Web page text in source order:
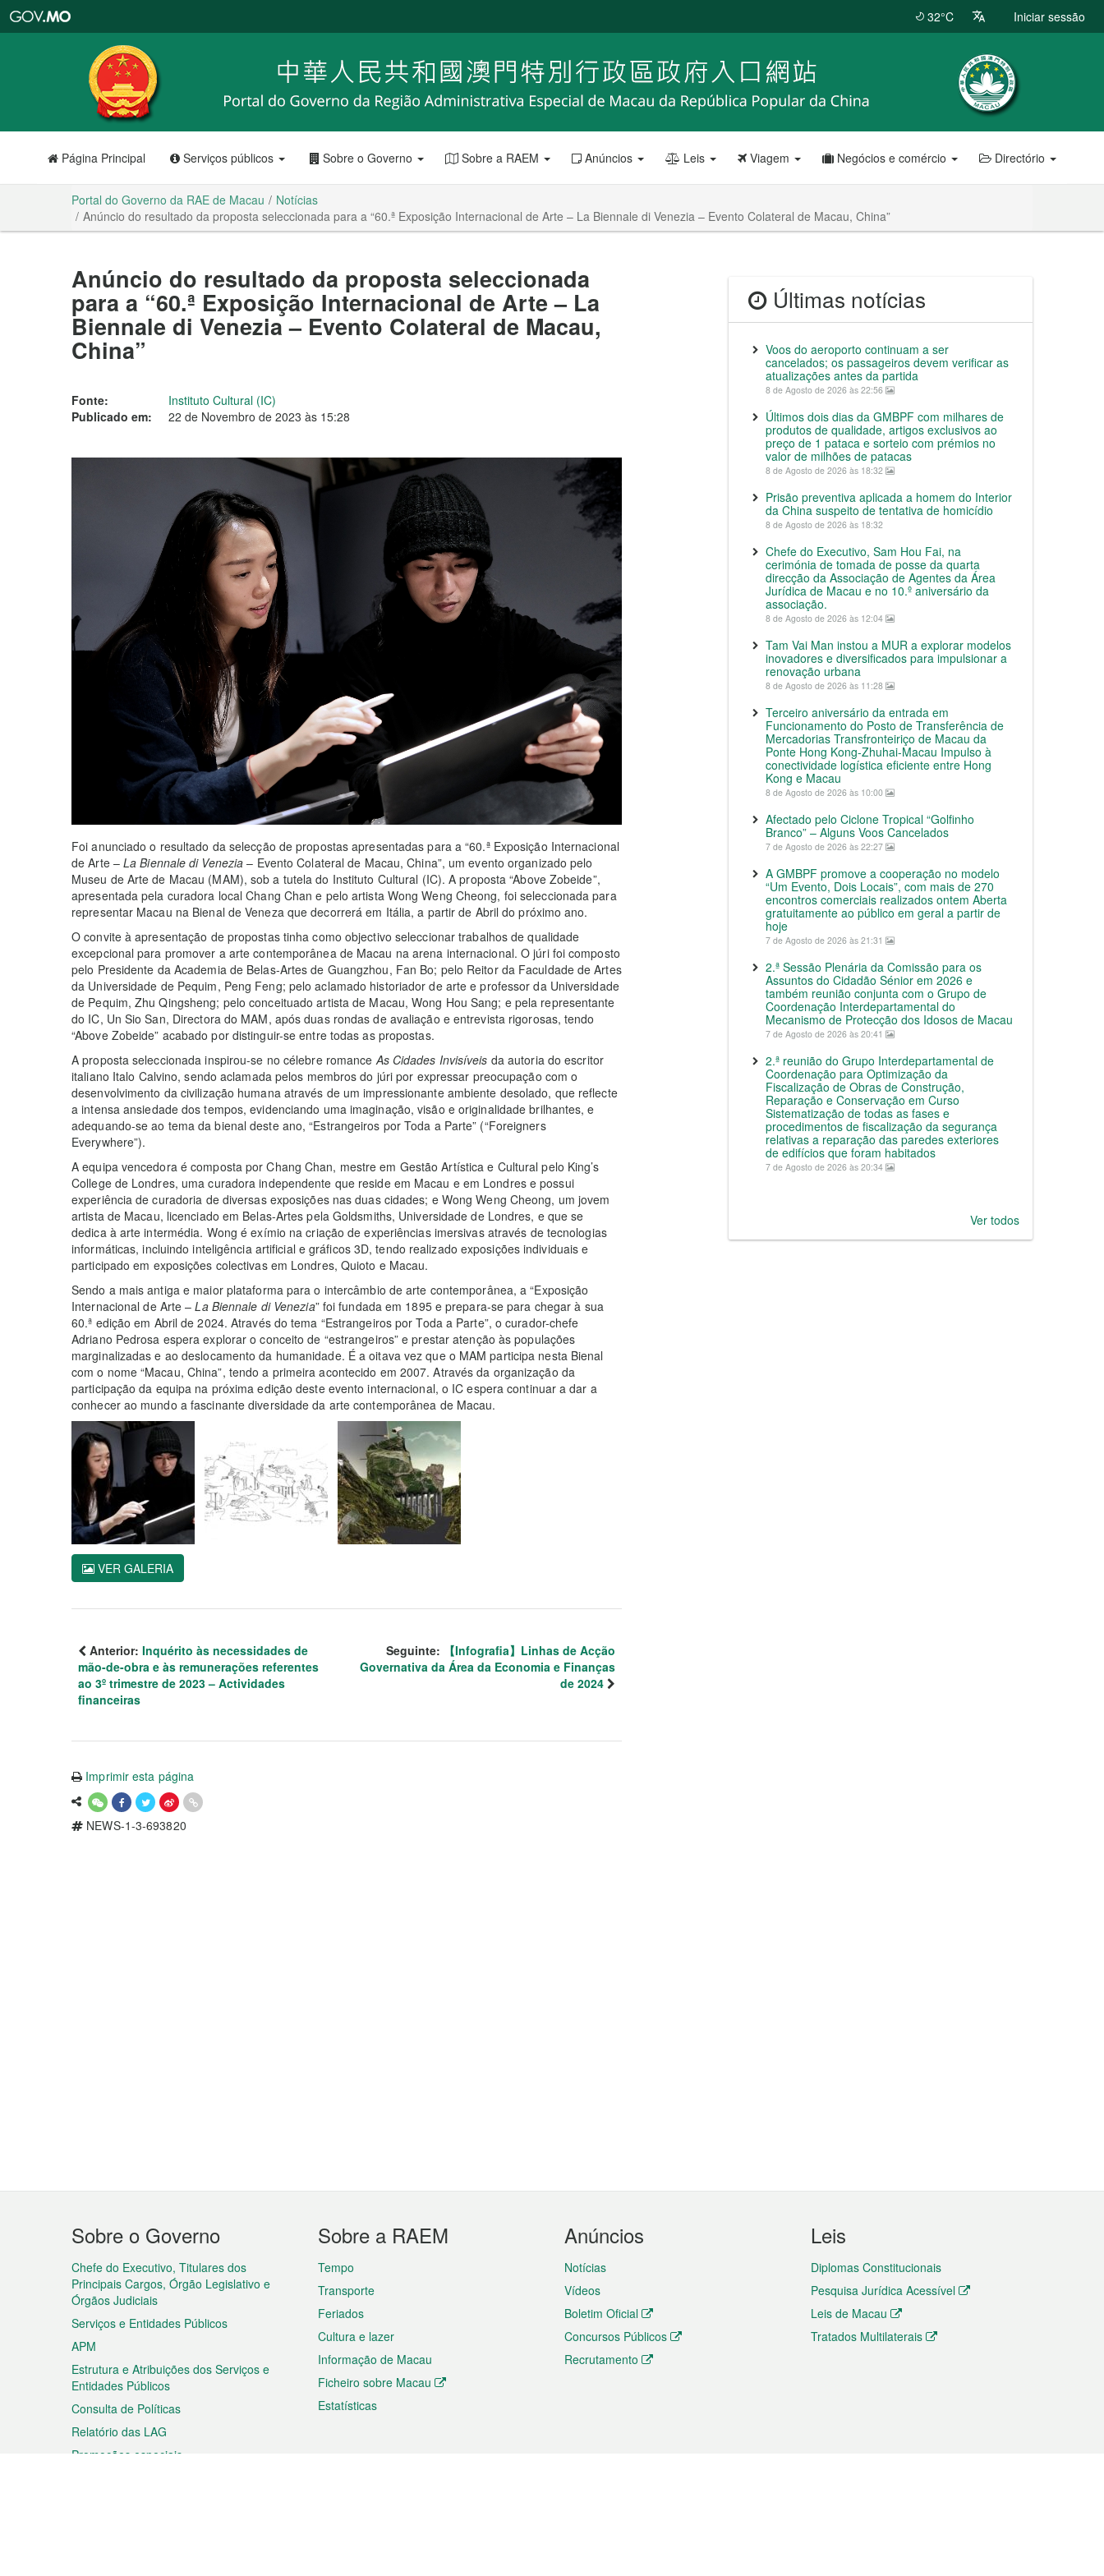
RAE
de
Macau
32°C Iniciar sessão
Página Principal Serviços públicos Sobre o Governo Sobre a RAEM Anúncios Leis Viagem Negócios e comércio Directório
Portal do Governo da RAE de Macau
Notícias
Anúncio do resultado da proposta seleccionada para a “60.ª Exposição Internacional de Arte – La Biennale di Venezia – Evento Colateral de Macau, China”
Anúncio do resultado da proposta seleccionada
para a “60.ª Exposição Internacional de Arte – La
Biennale di Venezia – Evento Colateral de Macau,
China”
Fonte:
Instituto Cultural (IC)
Publicado em:
22 de Novembro de 2023 às 15:28
Foi anunciado o resultado da selecção de propostas apresentadas para a “60.ª Exposição Internacional
de Arte – La Biennale di Venezia – Evento Colateral de Macau, China”, um evento organizado pelo
Museu de Arte de Macau (MAM), sob a tutela do Instituto Cultural (IC). A proposta “Above Zobeide”,
apresentada pela curadora local Chang Chan e pelo artista Wong Weng Cheong, foi seleccionada para
representar Macau na Bienal de Veneza que decorrerá em Itália, a partir de Abril do próximo ano.
O convite à apresentação de propostas tinha como objectivo seleccionar trabalhos de qualidade
excepcional para promover a arte contemporânea de Macau na arena internacional. O júri foi composto
pelo Presidente da Academia de Belas-Artes de Guangzhou, Fan Bo; pelo Reitor da Faculdade de Artes
da Universidade de Pequim, Peng Feng; pelo aclamado historiador de arte e professor da Universidade
de Pequim, Zhu Qingsheng; pelo conceituado artista de Macau, Wong Hou Sang; e pela representante
do IC, Un Sio San, Directora do MAM, após duas rondas de avaliação e entrevista rigorosas, tendo
“Above Zobeide” acabado por distinguir-se entre todas as propostas.
A proposta seleccionada inspirou-se no célebre romanceAs Cidades Invisíveis da autoria do escritor
italiano Italo Calvino, sendo aclamada pelos membros do júri por expressar preocupação com o
desenvolvimento da civilização humana através de um impressionante ambiente desolado, que reflecte
a intensa ansiedade dos tempos, evidenciando uma imaginação, visão e originalidade brilhantes, e
adequando-se ao tema da bienal deste ano, “Estrangeiros por Toda a Parte” (“Foreigners
Everywhere”).
A equipa vencedora é composta por Chang Chan, mestre em Gestão Artística e Cultural pelo King’s
College de Londres, uma curadora independente que reside em Macau e em Londres e possui
experiência de curadoria de diversas exposições nas duas cidades; e Wong Weng Cheong, um jovem
artista de Macau, licenciado em Belas-Artes pela Goldsmiths, Universidade de Londres, e que se
dedica à arte intermédia. Wong é exímio na criação de experiências imersivas através de tecnologias
informáticas, incluindo inteligência artificial e gráficos 3D, tendo realizado exposições individuais e
participado em exposições colectivas em Londres, Quioto e Macau.
Sendo a mais antiga e maior plataforma para o intercâmbio de arte contemporânea, a “Exposição
Internacional de Arte –La Biennale di Venezia” foi fundada em 1895 e prepara-se para chegar à sua
60.ª edição em Abril de 2024. Através do tema “Estrangeiros por Toda a Parte”, o curador-chefe
Adriano Pedrosa espera explorar o conceito de “estrangeiros” e prestar atenção às populações
marginalizadas e ao deslocamento da humanidade. É a oitava vez que o MAM participa nesta Bienal
com o nome “Macau, China”, tendo a primeira acontecido em 2007. Através da organização da
participação da equipa na próxima edição deste evento internacional, o IC espera continuar a dar a
conhecer ao mundo a fascinante diversidade da arte contemporânea de Macau.
VER GALERIA
Anterior: Inquérito às necessidades de
mão-de-obra e às remunerações referentes
ao 3º trimestre de 2023 – Actividades
financeiras
Seguinte:
【Infografia】Linhas de Acção
Governativa da Área da Economia e Finanças
de 2024
Imprimir esta página
NEWS-1-3-693820
Últimas notícias
Voos do aeroporto continuam a ser
cancelados; os passageiros devem verificar as
atualizações antes da partida
8 de Agosto de 2026 às 22:56
Últimos dois dias da GMBPF com milhares de
produtos de qualidade, artigos exclusivos ao
preço de 1 pataca e sorteio com prémios no
valor de milhões de patacas
8 de Agosto de 2026 às 18:32
Prisão preventiva aplicada a homem do Interior
da China suspeito de tentativa de homicídio
8 de Agosto de 2026 às 18:32
Chefe do Executivo, Sam Hou Fai, na
cerimónia de tomada de posse da quarta
direcção da Associação de Agentes da Área
Jurídica de Macau e no 10.º aniversário da
associação.
8 de Agosto de 2026 às 12:04
Tam Vai Man instou a MUR a explorar modelos
inovadores e diversificados para impulsionar a
renovação urbana
8 de Agosto de 2026 às 11:28
Terceiro aniversário da entrada em
Funcionamento do Posto de Transferência de
Mercadorias Transfronteiriço de Macau da
Ponte Hong Kong-Zhuhai-Macau Impulso à
conectividade logística eficiente entre Hong
Kong e Macau
8 de Agosto de 2026 às 10:00
Afectado pelo Ciclone Tropical “Golfinho
Branco” – Alguns Voos Cancelados
7 de Agosto de 2026 às 22:27
A GMBPF promove a cooperação no modelo
“Um Evento, Dois Locais”, com mais de 270
encontros comerciais realizados ontem Aberta
gratuitamente ao público em geral a partir de
hoje
7 de Agosto de 2026 às 21:31
2.ª Sessão Plenária da Comissão para os
Assuntos do Cidadão Sénior em 2026 e
também reunião conjunta com o Grupo de
Coordenação Interdepartamental do
Mecanismo de Protecção dos Idosos de Macau
7 de Agosto de 2026 às 20:41
2.ª reunião do Grupo Interdepartamental de
Coordenação para Optimização da
Fiscalização de Obras de Construção,
Reparação e Conservação em Curso
Sistematização de todas as fases e
procedimentos de fiscalização da segurança
relativas a reparação das paredes exteriores
de edifícios que foram habitados
7 de Agosto de 2026 às 20:34
Ver todos
Menu
do
rodapé
Sobre o Governo
Chefe do Executivo, Titulares dos
Principais Cargos, Órgão Legislativo e
Órgãos Judiciais
Serviços e Entidades Públicos
APM
Estrutura e Atribuições dos Serviços e
Entidades Públicos
Consulta de Políticas
Relatório das LAG
Promoções especiais
Sobre a RAEM
Tempo
Transporte
Feriados
Cultura e lazer
Informação de Macau
Ficheiro sobre Macau
Estatísticas
Anúncios
Notícias
Vídeos
Boletim Oficial
Concursos Públicos
Recrutamento
Leis
Diplomas Constitucionais
Pesquisa Jurídica Acessível
Leis de Macau
Tratados Multilaterais